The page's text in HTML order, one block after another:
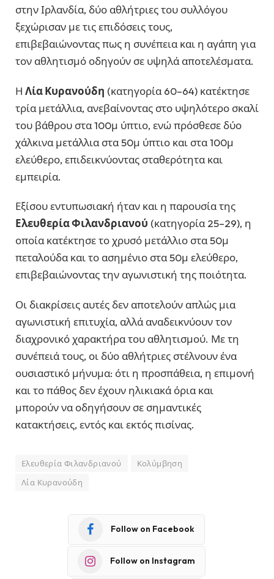
στηνΙρλανδία, δύο αθλήτριες του συλλόγου
ξεχώρισαν με τις επιδόσεις τους,
επιβεβαιώνοντας πως η συνέπεια και η αγάπη για
τον αθλητισμό οδηγούν σε υψηλά αποτελέσματα.
Η Λία Κυρανούδη (κατηγορία 60–64) κατέκτησε
τρία μετάλλια, ανεβαίνοντας στο υψηλότερο σκαλί
του βάθρου στα 100μ ύπτιο, ενώ πρόσθεσε δύο
χάλκινα μετάλλια στα 50μ ύπτιο και στα 100μ
ελεύθερο, επιδεικνύοντας σταθερότητα και
εμπειρία.
Εξίσου εντυπωσιακή ήταν και η παρουσία της
Ελευθερία Φιλανδριανού (κατηγορία 25–29), η
οποία κατέκτησε το χρυσό μετάλλιο στα 50μ
πεταλούδα και το ασημένιο στα 50μ ελεύθερο,
επιβεβαιώνοντας την αγωνιστική της ποιότητα.
Οι διακρίσεις αυτές δεν αποτελούν απλώς μια
αγωνιστική επιτυχία, αλλά αναδεικνύουν τον
διαχρονικό χαρακτήρα του αθλητισμού. Με τη
συνέπειά τους, οι δύο αθλήτριες στέλνουν ένα
ουσιαστικό μήνυμα: ότι η προσπάθεια, η επιμονή
και το πάθος δεν έχουν ηλικιακά όρια και
μπορούν να οδηγήσουν σε σημαντικές
κατακτήσεις, εντός και εκτός πισίνας.
Ελευθερία Φιλανδριανού
Κολύμβηση
Λία Κυρανούδη
Follow on Facebook
Follow on Instagram